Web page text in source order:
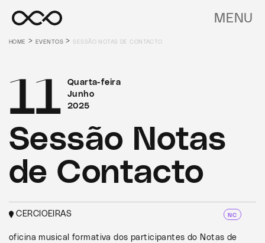
MENU
HOME >EVENTOS > SESSÃO NOTAS DE CONTACTO
Quarta-feira
Junho
2025
11
Sessão Notas
de Contacto
CERCIOEIRAS NC
oficina musical formativa dos participantes do Notas de